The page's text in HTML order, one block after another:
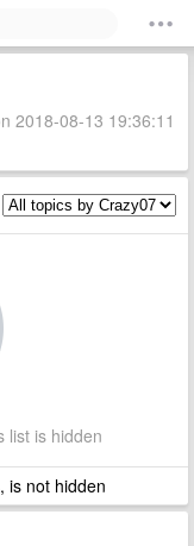
2018-08-13 19:36:11
list is hidden
is not hidden